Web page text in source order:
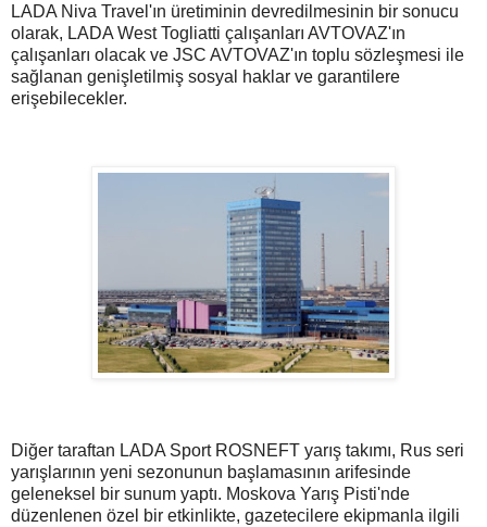
LADA Niva Travel'ın üretiminin devredilmesinin bir sonucu
olarak, LADA West Togliatti çalışanları AVTOVAZ'ın
çalışanları olacak ve JSC AVTOVAZ'ın toplu sözleşmesi ile
sağlanan genişletilmiş sosyal haklar ve garantilere
erişebilecekler.
Diğer taraftan LADA Sport ROSNEFT yarış takımı, Rus seri
yarışlarının yeni sezonunun başlamasının arifesinde
geleneksel bir sunum yaptı. Moskova Yarış Pisti'nde
düzenlenen özel bir etkinlikte, gazetecilere ekipmanla ilgili